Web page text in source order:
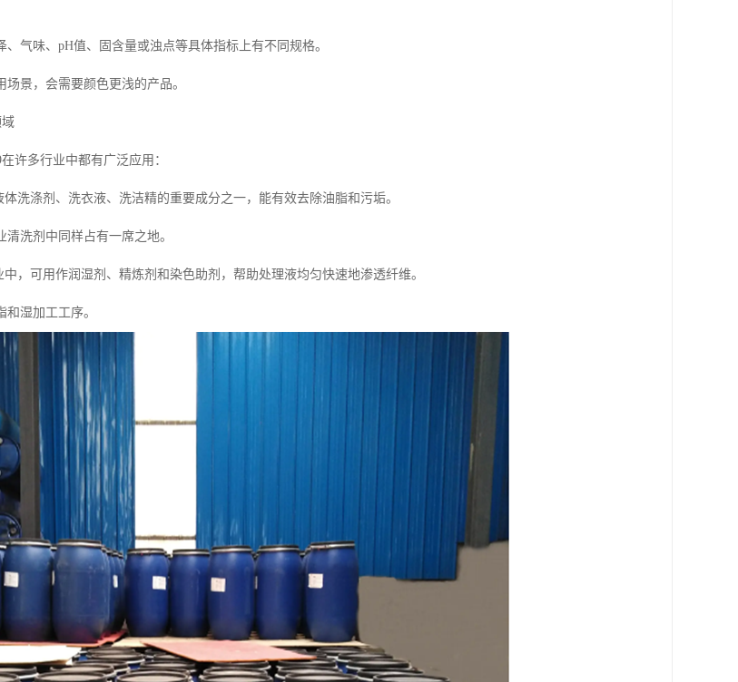
气味、pH值、固含量或浊点等具体指标上有不同规格。
景，会需要颜色更浅的产品。
许多行业中都有广泛应用：
洗涤剂、洗衣液、洗洁精的重要成分之一，能有效去除油脂和污垢。
洗剂中同样占有一席之地。
，可用作润湿剂、精炼剂和染色助剂，帮助处理液均匀快速地渗透纤维。
湿加工工序。